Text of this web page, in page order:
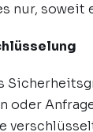
nur, soweit
oder